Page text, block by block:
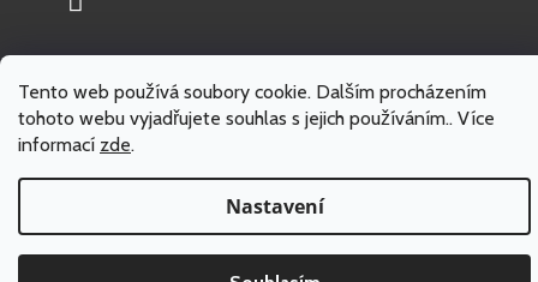
Tento web používá soubory cookie. Dalším procházením
tohoto webu vyjadřujete souhlas s jejich používáním.. Více
informací zde.
Nastavení
Vytvořil Shoptet
Copyright 2026BikeTunel.cz. Všechna práva vyhrazena.